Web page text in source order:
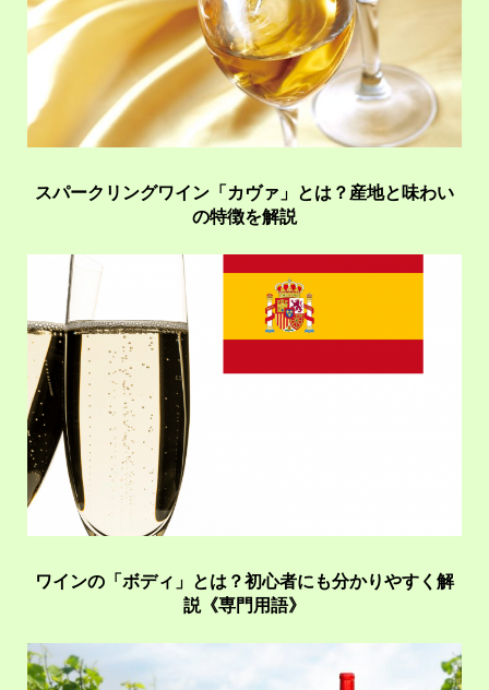
スパークリングワイン「カヴァ」とは？産地と味わい
の特徴を解説
ワインの「ボディ」とは？初心者にも分かりやすく解
説《専門用語》